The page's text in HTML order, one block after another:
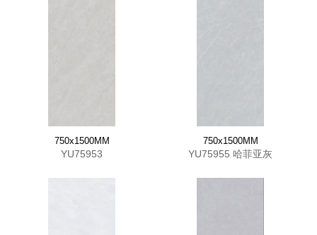
750x1500MM
YU75953
750x1500MM
YU75955 哈菲亚灰